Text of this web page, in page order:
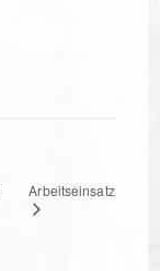
Arbeitseinsatz